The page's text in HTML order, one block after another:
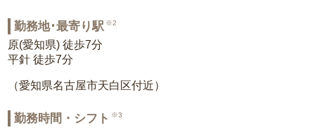
勤務地･最寄り駅 ※2
原(愛知県) 徒歩7分
平針 徒歩7分
（愛知県名古屋市天白区付近）
勤務時間・シフト ※3